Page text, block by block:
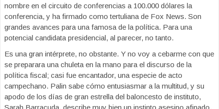
nombre en el circuito de conferencias a 100.000 dólares la
conferencia, y ha firmado como tertuliana de Fox News. Son
grandes avances para una famosa de la política. Para una
potencial candidata presidencial, al parecer, no tanto.
Es una gran intérprete, no obstante. Y no voy a cebarme con que
se preparara una chuleta en la mano para el discurso de la
política fiscal; casi fue encantador, una especie de acto
campechano. Palin sabe cómo entusiasmar a la multitud, y su
apodo de los días de gran estrella del baloncesto de instituto,
Sarah Barracuda, describe muy bien un instinto asesino afinado.